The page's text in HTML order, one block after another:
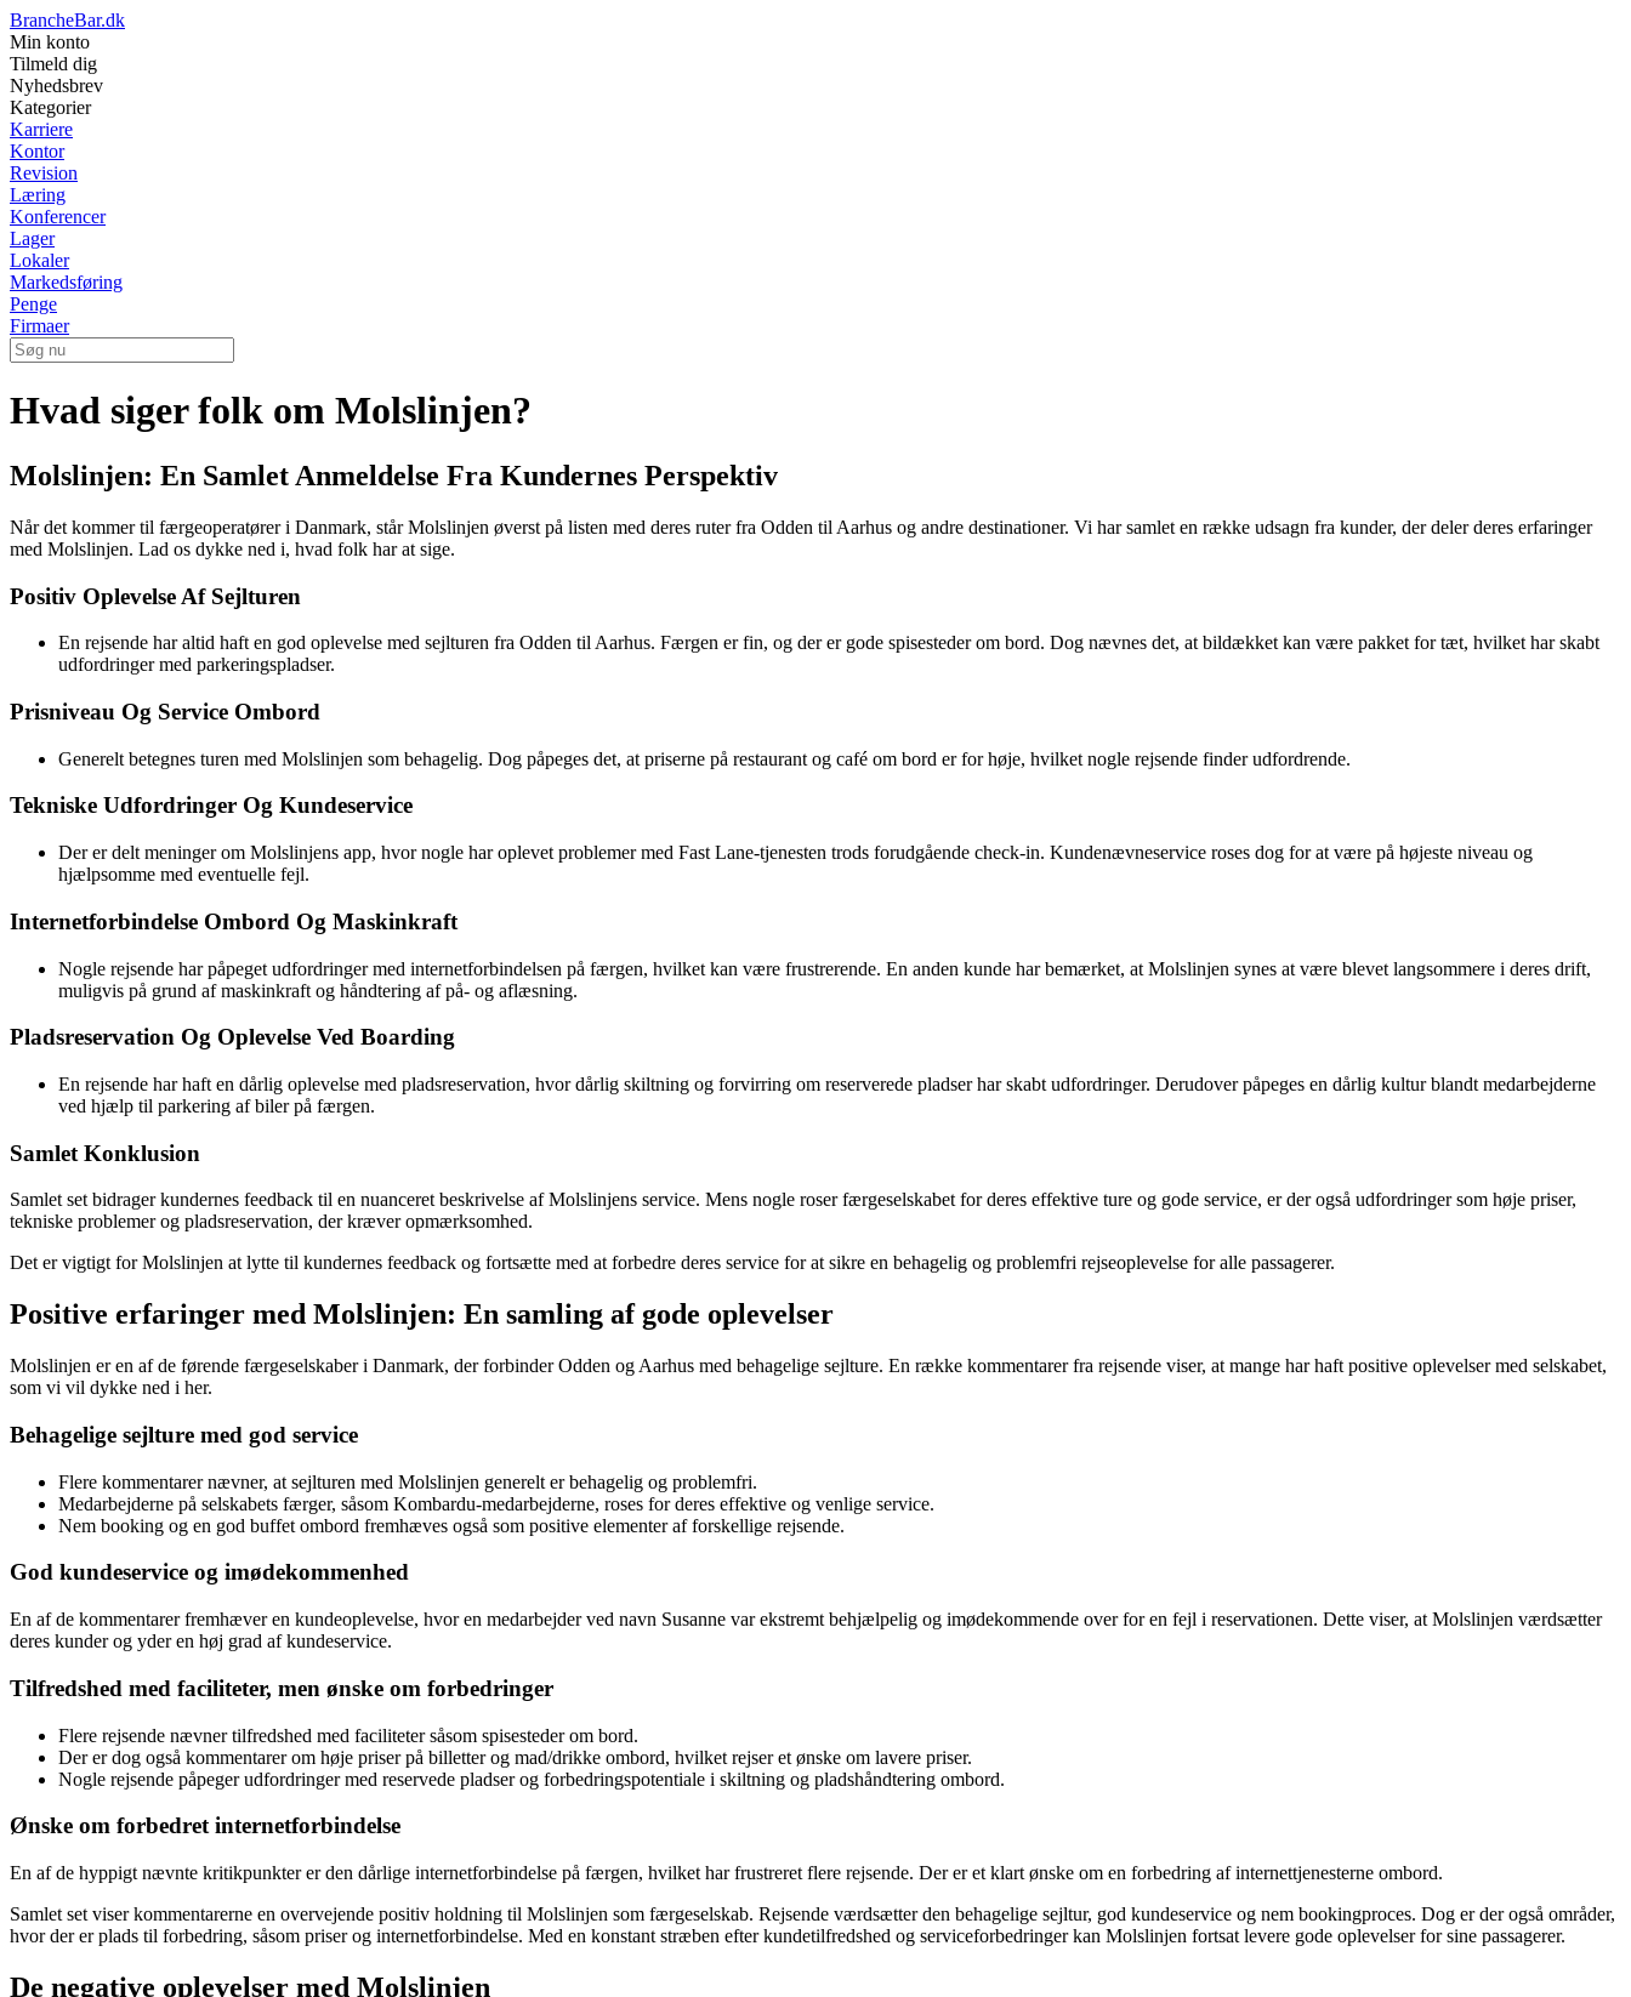
BrancheBar.dk
Min konto
Tilmeld dig
Nyhedsbrev
Kategorier
Karriere
Kontor
Revision
Læring
Konferencer
Lager
Lokaler
Markedsføring
Penge
Firmaer
Hvad siger folk om Molslinjen?
Molslinjen: En Samlet Anmeldelse Fra Kundernes Perspektiv
Når det kommer til færgeoperatører i Danmark, står Molslinjen øverst på listen med deres ruter fra Odden til Aarhus og andre destinationer. Vi har samlet en række udsagn fra kunder, der deler deres erfaringer
med Molslinjen. Lad os dykke ned i, hvad folk har at sige.
Positiv Oplevelse Af Sejlturen
En rejsende har altid haft en god oplevelse med sejlturen fra Odden til Aarhus. Færgen er fin, og der er gode spisesteder om bord. Dog nævnes det, at bildækket kan være pakket for tæt, hvilket har skabt
udfordringer med parkeringspladser.
Prisniveau Og Service Ombord
Generelt betegnes turen med Molslinjen som behagelig. Dog påpeges det, at priserne på restaurant og café om bord er for høje, hvilket nogle rejsende finder udfordrende.
Tekniske Udfordringer Og Kundeservice
Der er delt meninger om Molslinjens app, hvor nogle har oplevet problemer med Fast Lane-tjenesten trods forudgående check-in. Kundenævneservice roses dog for at være på højeste niveau og
hjælpsomme med eventuelle fejl.
Internetforbindelse Ombord Og Maskinkraft
Nogle rejsende har påpeget udfordringer med internetforbindelsen på færgen, hvilket kan være frustrerende. En anden kunde har bemærket, at Molslinjen synes at være blevet langsommere i deres drift,
muligvis på grund af maskinkraft og håndtering af på- og aflæsning.
Pladsreservation Og Oplevelse Ved Boarding
En rejsende har haft en dårlig oplevelse med pladsreservation, hvor dårlig skiltning og forvirring om reserverede pladser har skabt udfordringer. Derudover påpeges en dårlig kultur blandt medarbejderne
ved hjælp til parkering af biler på færgen.
Samlet Konklusion
Samlet set bidrager kundernes feedback til en nuanceret beskrivelse af Molslinjens service. Mens nogle roser færgeselskabet for deres effektive ture og gode service, er der også udfordringer som høje priser,
tekniske problemer og pladsreservation, der kræver opmærksomhed.
Det er vigtigt for Molslinjen at lytte til kundernes feedback og fortsætte med at forbedre deres service for at sikre en behagelig og problemfri rejseoplevelse for alle passagerer.
Positive erfaringer med Molslinjen: En samling af gode oplevelser
Molslinjen er en af de førende færgeselskaber i Danmark, der forbinder Odden og Aarhus med behagelige sejlture. En række kommentarer fra rejsende viser, at mange har haft positive oplevelser med selskabet,
som vi vil dykke ned i her.
Behagelige sejlture med god service
Flere kommentarer nævner, at sejlturen med Molslinjen generelt er behagelig og problemfri.
Medarbejderne på selskabets færger, såsom Kombardu-medarbejderne, roses for deres effektive og venlige service.
Nem booking og en god buffet ombord fremhæves også som positive elementer af forskellige rejsende.
God kundeservice og imødekommenhed
En af de kommentarer fremhæver en kundeoplevelse, hvor en medarbejder ved navn Susanne var ekstremt behjælpelig og imødekommende over for en fejl i reservationen. Dette viser, at Molslinjen værdsætter
deres kunder og yder en høj grad af kundeservice.
Tilfredshed med faciliteter, men ønske om forbedringer
Flere rejsende nævner tilfredshed med faciliteter såsom spisesteder om bord.
Der er dog også kommentarer om høje priser på billetter og mad/drikke ombord, hvilket rejser et ønske om lavere priser.
Nogle rejsende påpeger udfordringer med reservede pladser og forbedringspotentiale i skiltning og pladshåndtering ombord.
Ønske om forbedret internetforbindelse
En af de hyppigt nævnte kritikpunkter er den dårlige internetforbindelse på færgen, hvilket har frustreret flere rejsende. Der er et klart ønske om en forbedring af internettjenesterne ombord.
Samlet set viser kommentarerne en overvejende positiv holdning til Molslinjen som færgeselskab. Rejsende værdsætter den behagelige sejltur, god kundeservice og nem bookingproces. Dog er der også områder,
hvor der er plads til forbedring, såsom priser og internetforbindelse. Med en konstant stræben efter kundetilfredshed og serviceforbedringer kan Molslinjen fortsat levere gode oplevelser for sine passagerer.
De negative oplevelser med Molslinjen